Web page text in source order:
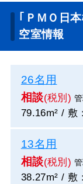
｢ＰＭＯ日
空室情報
26名用
相談(税別)
79.16m² / 敷
13名用
相談(税別)
38.27m² / 敷